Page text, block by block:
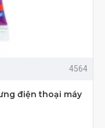
4564
điện thoại máy